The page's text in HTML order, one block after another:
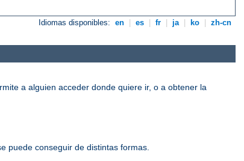
Idiomas disponibles: en es fr ja ko zh-cn
a alguien acceder donde quiere ir, o a obtener la
puede conseguir de distintas formas.